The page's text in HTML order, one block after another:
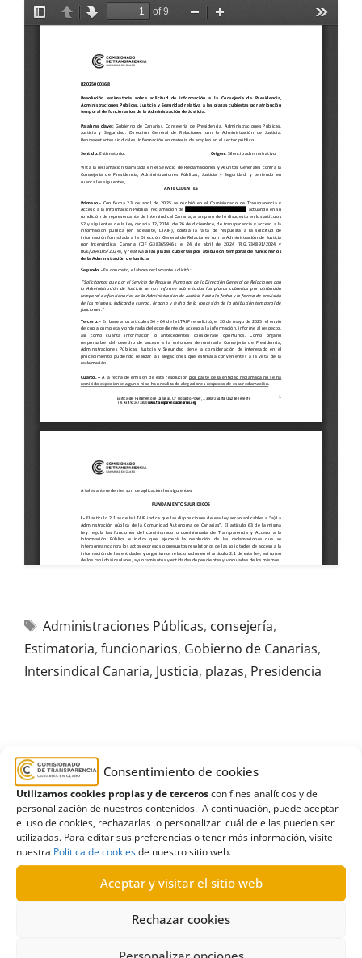
Consentimiento de cookies
Utilizamos cookies propias y de terceroscon fines analíticos y de
personalización de nuestros contenidos. A continuación, puede aceptar
el uso de cookies, rechazarlas o personalizar cuál de ellas pueden ser
utilizadas. Para editar sus preferencias o tener más información, visite
nuestra Política de cookiesde nuestro sitio web.
Aceptar y visitar el sitio web
Rechazar cookies
Administraciones Públicas, consejería,
Estimatoria, funcionarios, Gobierno de Canarias,
Intersindical Canaria, Justicia, plazas, Presidencia
R316/2025
06/11/2025
Solicitud de información al Ayuntamiento de La
Laguna sobre servicios realizados por funcionarios
de la Policía Local|Estimatoria
Resolución estimatoria parcial sobre